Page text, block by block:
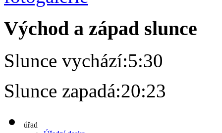
Východ a západ slunce
Slunce vychází:5:30
Slunce zapadá:20:23
úřad